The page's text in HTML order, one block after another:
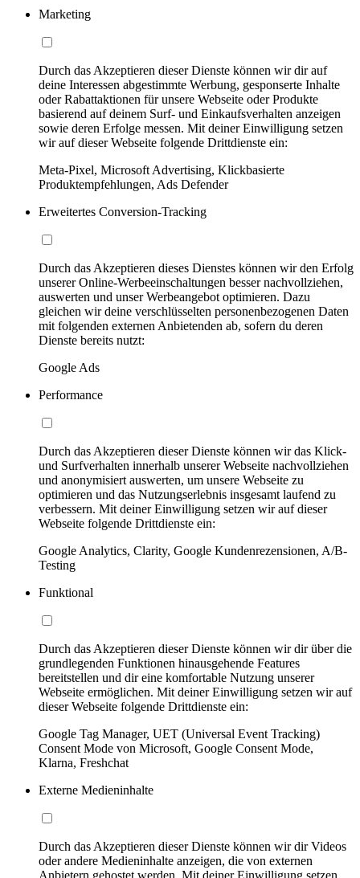
Marketing
Durch das Akzeptieren dieser Dienste können wir dir auf
deine Interessen abgestimmte Werbung, gesponserte Inhalte
oder Rabattaktionen für unsere Webseite oder Produkte
basierend auf deinem Surf- und Einkaufsverhalten anzeigen
sowie deren Erfolge messen. Mit deiner Einwilligung setzen
wir auf dieser Webseite folgende Drittdienste ein:
Meta-Pixel, Microsoft Advertising, Klickbasierte
Produktempfehlungen, Ads Defender
Erweitertes Conversion-Tracking
Durch das Akzeptieren dieses Dienstes können wir den Erfolg
unserer Online-Werbeeinschaltungen besser nachvollziehen,
auswerten und unser Werbeangebot optimieren. Dazu
gleichen wir deine verschlüsselten personenbezogenen Daten
mit folgenden externen Anbietenden ab, sofern du deren
Dienste bereits nutzt:
Google Ads
Performance
Durch das Akzeptieren dieser Dienste können wir das Klick-
und Surfverhalten innerhalb unserer Webseite nachvollziehen
und anonymisiert auswerten, um unsere Webseite zu
optimieren und das Nutzungserlebnis insgesamt laufend zu
verbessern. Mit deiner Einwilligung setzen wir auf dieser
Webseite folgende Drittdienste ein:
Google Analytics, Clarity, Google Kundenrezensionen, A/B-
Testing
Funktional
Durch das Akzeptieren dieser Dienste können wir dir über die
grundlegenden Funktionen hinausgehende Features
bereitstellen und dir eine komfortable Nutzung unserer
Webseite ermöglichen. Mit deiner Einwilligung setzen wir auf
dieser Webseite folgende Drittdienste ein:
Google Tag Manager, UET (Universal Event Tracking)
Consent Mode von Microsoft, Google Consent Mode,
Klarna, Freshchat
Externe Medieninhalte
Durch das Akzeptieren dieser Dienste können wir dir Videos
oder andere Medieninhalte anzeigen, die von externen
Anbietern gehostet werden. Mit deiner Einwilligung setzen